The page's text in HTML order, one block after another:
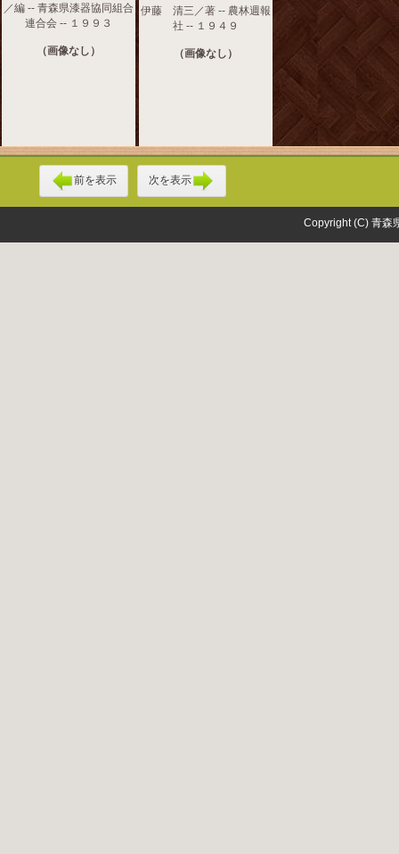
／編 -- 青森県漆器協同組合
連合会 -- １９９３
（画像なし）
伊藤 清三／著 -- 農林週報
社 -- １９４９
（画像なし）
前を表示 次を表示
Copyright (C) 青森